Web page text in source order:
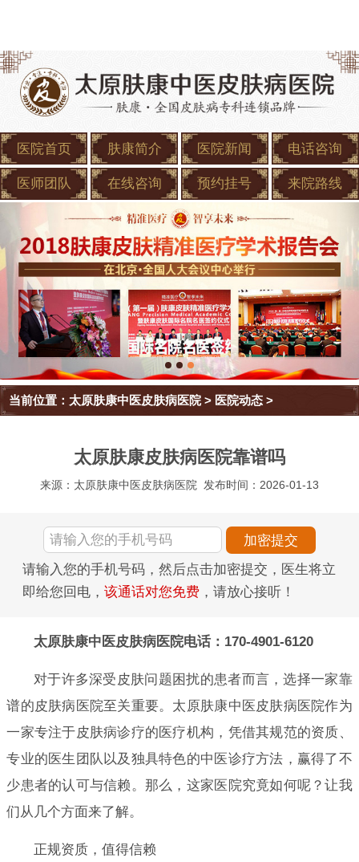
医院首页 肤康简介 医院新闻 电话咨询
医师团队 在线咨询 预约挂号 来院路线
当前位置： 太原肤康中医皮肤病医院> 医院动态 >
太原肤康皮肤病医院靠谱吗
来源：太原肤康中医皮肤病医院 发布时间：2026-01-13
请输入您的手机号码，然后点击加密提交，医生将立
即给您回电， 该通话对您免费 ，请放心接听！
太原肤康中医皮肤病医院电话：170-4901-6120
对于许多深受皮肤问题困扰的患者而言，选择一家靠
谱的皮肤病医院至关重要。太原肤康中医皮肤病医院作为
一家专注于皮肤病诊疗的医疗机构，凭借其规范的资质、
专业的医生团队以及独具特色的中医诊疗方法，赢得了不
少患者的认可与信赖。那么，这家医院究竟如何呢？让我
们从几个方面来了解。
正规资质，值得信赖